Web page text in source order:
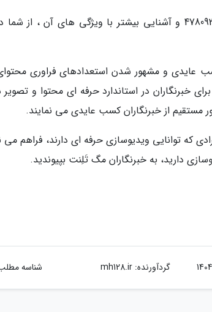
برای آنالیز کفش راحتی مردانه کفش شیما مدل 478093442 و آشنایی بیشتر با
عایدی و مشهور شدن استعدادهای فراوری
خبرنگاران در استاندارد حرفه ای محتوا و تصویر
مستقیم از خبرنگاران کسب عایدی می نمایند.
که توانایی ویدیوسازی حرفه ای دارند، فراهم می
دارید، به خبرنگاران مگ تَلِنت بپیوندید.
گردآورنده:mh128.ir شناسه مطلب: